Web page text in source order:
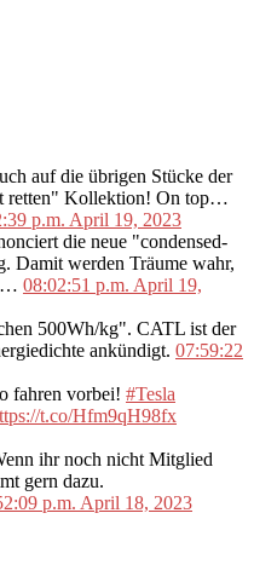
auf die übrigen Stücke der
retten" Kollektion! On top…
p.m. April 19, 2023
die neue "condensed-
Damit werden Träume wahr,
08:02:51 p.m. April 19,
500Wh/kg". CATL ist der
ankündigt. 07:59:22
fahren vorbei! #Tesla
t.co/Hfm9qH98fx
ihr noch nicht Mitglied
gern dazu.
p.m. April 18, 2023